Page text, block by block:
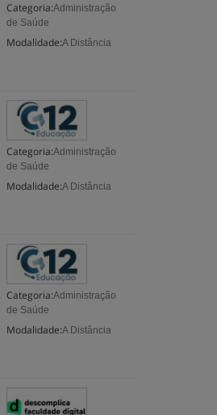
Categoria:Administração
de Saúde
Modalidade:A Distância
Categoria:Administração
de Saúde
Modalidade:A Distância
Categoria:Administração
de Saúde
Modalidade:A Distância